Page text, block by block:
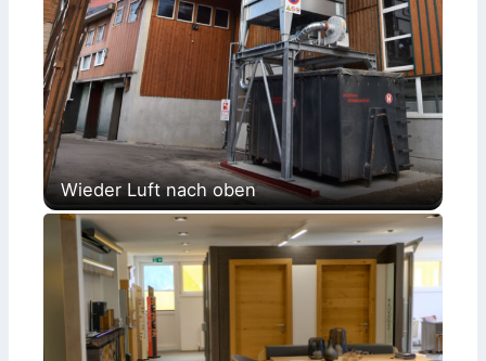
Wieder Luft nach oben